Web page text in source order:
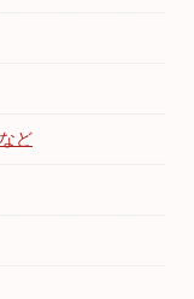
ど